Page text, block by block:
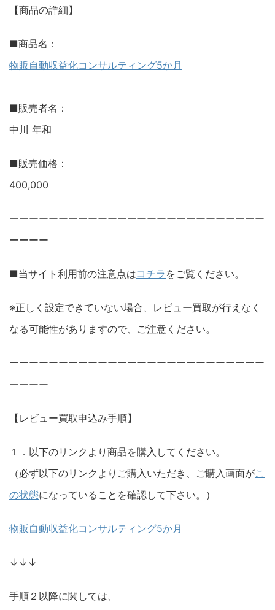
【商品の詳細】
■商品名：
物販自動収益化コンサルティング5か月
■販売者名：
中川 年和
■販売価格：
400,000
ーーーーーーーーーーーーーーーーーーーーーーーーーー
ーーーー
■当サイト利用前の注意点はコチラ をご覧ください。
※正しく設定できていない場合、レビュー買取が行えなく
なる可能性がありますので、ご注意ください。
ーーーーーーーーーーーーーーーーーーーーーーーーーー
ーーーー
【レビュー買取申込み手順】
１．以下のリンクより商品を購入してください。
（必ず以下のリンクよりご購入いただき、ご購入画面がこ
の状態になっていることを確認して下さい。）
物販自動収益化コンサルティング5か月
↓↓↓
手順２以降に関しては、